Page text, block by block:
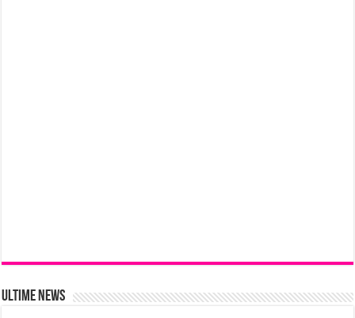
Ultime News